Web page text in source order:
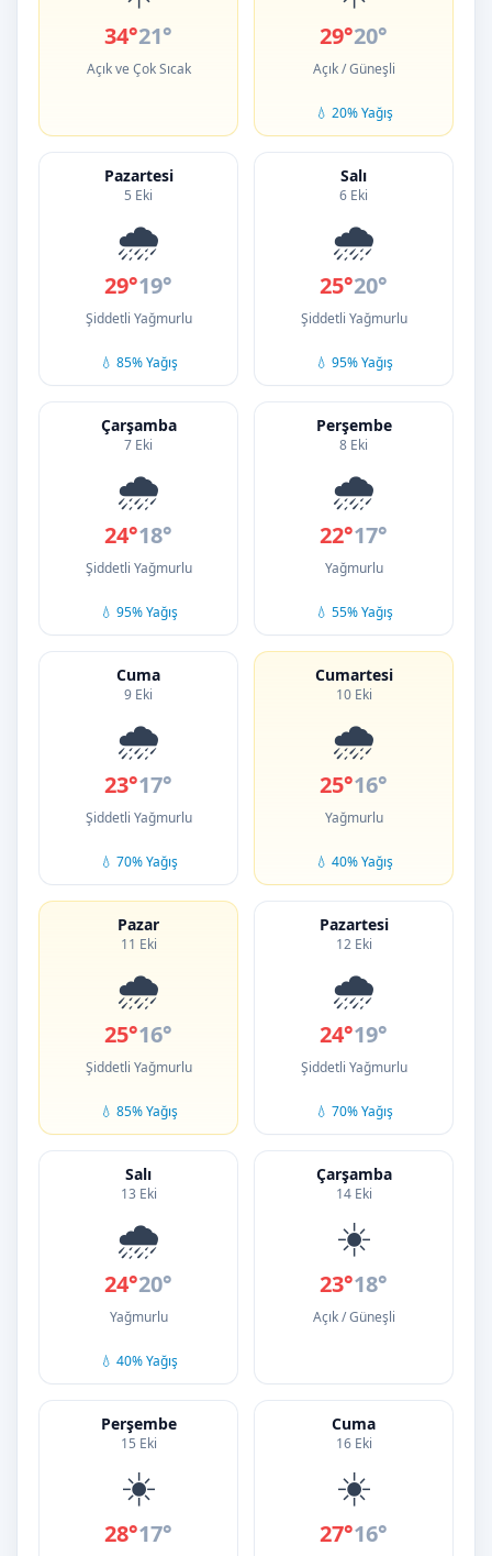
34°21°
Açık ve Çok Sıcak
29°20°
Açık / Güneşli
💧 20% Yağış
Pazartesi
5 Eki
🌧️
29°19°
Şiddetli Yağmurlu
💧 85% Yağış
Salı
6 Eki
🌧️
25°20°
Şiddetli Yağmurlu
💧 95% Yağış
Çarşamba
7 Eki
🌧️
24°18°
Şiddetli Yağmurlu
💧 95% Yağış
Perşembe
8 Eki
🌧️
22°17°
Yağmurlu
💧 55% Yağış
Cuma
9 Eki
🌧️
23°17°
Şiddetli Yağmurlu
💧 70% Yağış
Cumartesi
10 Eki
🌧️
25°16°
Yağmurlu
💧 40% Yağış
Pazar
11 Eki
🌧️
25°16°
Şiddetli Yağmurlu
💧 85% Yağış
Pazartesi
12 Eki
🌧️
24°19°
Şiddetli Yağmurlu
💧 70% Yağış
Salı
13 Eki
🌧️
24°20°
Yağmurlu
💧 40% Yağış
Çarşamba
14 Eki
☀️
23°18°
Açık / Güneşli
Perşembe
15 Eki
☀️
28°17°
Cuma
16 Eki
☀️
27°16°